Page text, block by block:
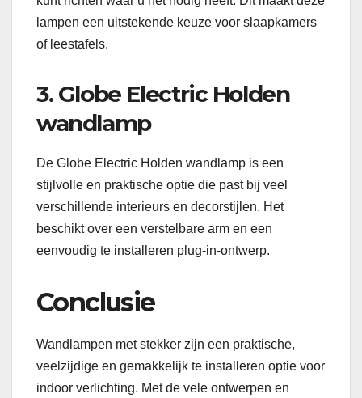
lampen een uitstekende keuze voor slaapkamers
of leestafels.
3. Globe Electric Holden
wandlamp
De Globe Electric Holden wandlamp is een
stijlvolle en praktische optie die past bij veel
verschillende interieurs en decorstijlen. Het
beschikt over een verstelbare arm en een
eenvoudig te installeren plug-in-ontwerp.
Conclusie
Wandlampen met stekker zijn een praktische,
veelzijdige en gemakkelijk te installeren optie voor
indoor verlichting. Met de vele ontwerpen en